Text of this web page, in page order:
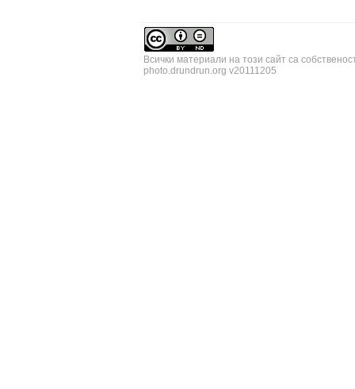
Всички материали на този сайт са
photo.drundrun.org v20111205